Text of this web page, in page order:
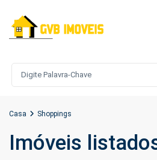
Casa Shoppings
Imóveis